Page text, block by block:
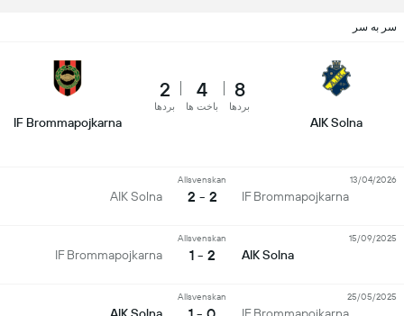
سر به سر
AIK Solna
8
بردها
4
باخت ها
2
بردها
IF Brommapojkarna
IF Brommapojkarna
Allsvenskan
2 - 2
AIK Solna
13/04/2026
AIK Solna
Allsvenskan
2 - 1
IF Brommapojkarna
15/09/2025
Allsvenskan 25/05/2025